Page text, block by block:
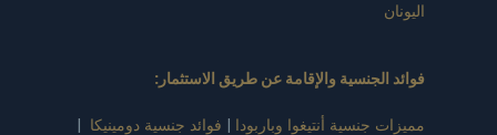
اليونان
فوائد الجنسية والإقامة عن طريق الاستثمار :
مميزات جنسية أنتيغوا وباربودا | فوائد جنسية دومينيكا |